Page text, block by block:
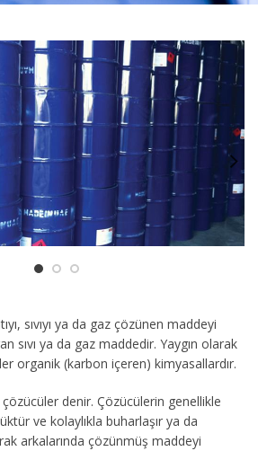
sıvıyı ya da gaz çözünen maddeyi
sıvı ya da gaz maddedir. Yaygın olarak
organik (karbon içeren) kimyasallardır.
denir. Çözücülerin genellikle
ve kolaylıkla buharlaşır ya da
arkalarında çözünmüş maddeyi